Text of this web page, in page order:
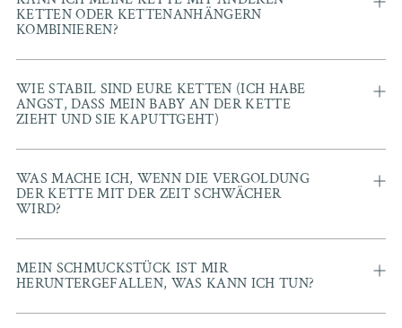
KETTEN ODER KETTENANHÄNGERN
KOMBINIEREN?
WIE STABIL SIND EURE KETTEN (ICH HABE
ANGST, DASS MEIN BABY AN DER KETTE
ZIEHT UND SIE KAPUTTGEHT)
WAS MACHE ICH, WENN DIE VERGOLDUNG
DER KETTE MIT DER ZEIT SCHWÄCHER
WIRD?
MEIN SCHMUCKSTÜCK IST MIR
HERUNTERGEFALLEN, WAS KANN ICH TUN?